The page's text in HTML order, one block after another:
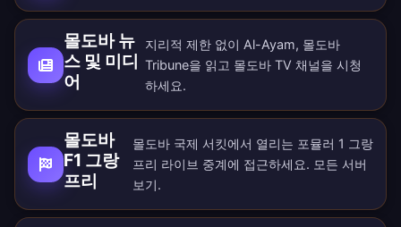
몰도바 뉴
스 및 미디
어
지리적 제한 없이 Al-Ayam, 몰도바
Tribune을 읽고 몰도바 TV 채널을 시청
하세요.
몰도바
F1 그랑
프리
몰도바 국제 서킷에서 열리는 포뮬러 1 그랑
프리 라이브 중계에 접근하세요. 모든 서버
보기.